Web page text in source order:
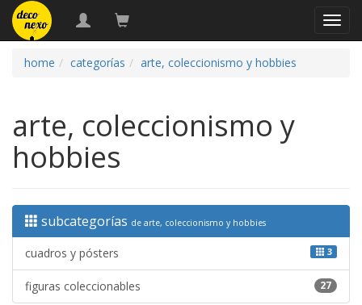
home categorías arte, coleccionismo y hobbies
arte, coleccionismo y
hobbies
subcategorías de arte, coleccionismo y hobbies
3
cuadros y pósters
27
figuras coleccionables